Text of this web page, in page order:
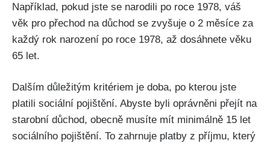
Například, pokud jste se narodili po roce 1978, váš
věk pro přechod na důchod se zvyšuje o 2 měsíce za
každý rok narození po roce 1978, až dosáhnete věku
65 let.
Dalším důležitým kritériem je doba, po kterou jste
platili sociální pojištění. Abyste byli oprávněni přejít na
starobní důchod, obecně musíte mít minimálně 15 let
sociálního pojištění. To zahrnuje platby z příjmu, který